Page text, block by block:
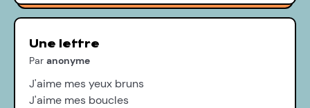
Une lettre
Par anonyme
J'aime mes yeux bruns
J'aime mes boucles